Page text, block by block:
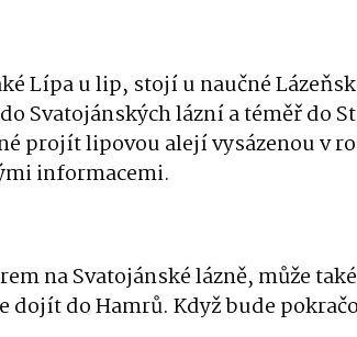
Lípa u lip, stojí u naučné
Svatojánských lázní a téměř do
projít lipovou alejí vysázenou v
informacemi.
na Svatojánské lázně, může
dojít do Hamrů. Když bude